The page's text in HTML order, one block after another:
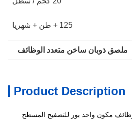
125 + طن + شهريا
ملصق ذوبان ساخن متعدد الوظائف
Product Description
مكون واحد بور للتصفيح المسطح